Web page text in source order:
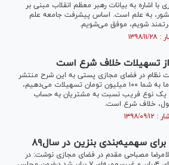
اشاره به بیانات رهبر معظم انقلاب مبنی بر
به علم است. اساس پیشرفت جامعه علم
شویم، موفق می‌شویم.
تسهیلات خلاف شرع است
در فضای مجازی پستی به این شرح منتشر
کرد: اینکه بانک‌ها می‌گویند ما به شما ۱۰۰ میلیون تومان تسهیلات می‌دهیم،
می‌دهند. یک نوع فریب نسبت به مشتریان به حساب
خلاف شرع است.
مصباحی مقدم در فضای مجازی نوشت: در